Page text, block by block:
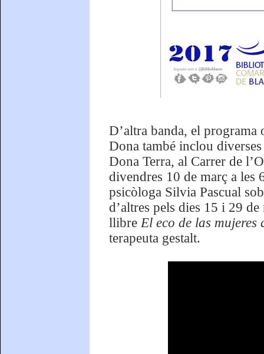
D’altra banda, el
Dona també inclou
Dona Terra, al Carrer de
divendres 10 de març a les
psicòloga Silvia Pascual
d’altres pels dies 15 i 29
llibre El eco de las
terapeuta gestalt.